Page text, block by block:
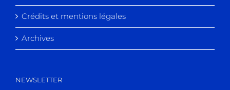
Crédits et mentions légales
Archives
NEWSLETTER